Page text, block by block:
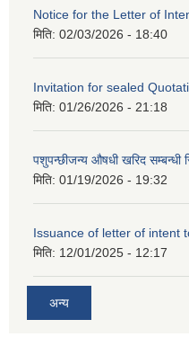
Notice for the Letter of
मिति: 02/03/2026 - 18:40
Invitation for sealed
मिति: 01/26/2026 - 21:18
पशुपन्छीजन्य औषधी खरिद सम्बन्धी
मिति: 01/19/2026 - 19:32
Issuance of letter of intent
मिति: 12/01/2025 - 12:17
अन्य